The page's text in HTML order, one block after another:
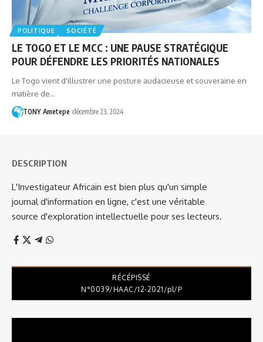
POLITIQUE SOCIÉTÉ
LE TOGO ET LE MCC : UNE PAUSE STRATÉGIQUE
POUR DÉFENDRE LES PRIORITÉS NATIONALES
Le Togo vient d'illustrer une posture audacieuse et souveraine en
matière de…
TONY Ametepe décembre 23, 2024
DESCRIPTION
L'Investigateur Africain est bien plus qu'un simple
journal d'information en ligne, c'est une véritable
source d'exploration intellectuelle pour ses lecteurs.
RÉCÉPISSÉ
N°0039/HAAC/12-2021/pl/P